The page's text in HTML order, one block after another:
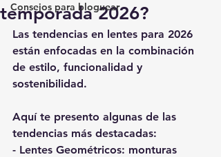
Consejos para bloguear
temporada 2026?
Las tendencias en lentes para 2026
están enfocadas en la combinación
de estilo, funcionalidad y
sostenibilidad.
Aquí te presento algunas de las
tendencias más destacadas:
- Lentes Geométricos: monturas